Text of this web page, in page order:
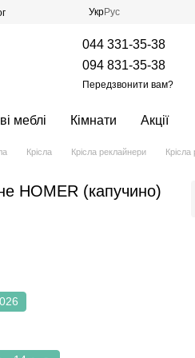
УкрРус
044 331-35-38
094 831-35-38
Передзвонити вам?
меблі Кімнати Акції
Крісла Крісла реклайнери
HOMER (капучино)